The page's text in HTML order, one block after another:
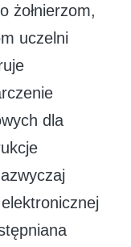
żołnierzom,
uczelni
dla